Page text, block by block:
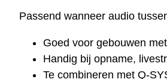
Passend wanneer audio
Goed voor gebouwen
Handig bij opname,
Te combineren met Q-